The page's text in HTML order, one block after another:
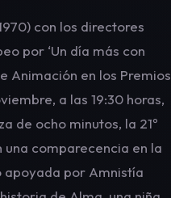
con los directores
por ‘Un día más con
Animación en los Premios
a las 19:30 horas,
de ocho minutos, la 21º
una comparecencia en la
apoyada por Amnistía